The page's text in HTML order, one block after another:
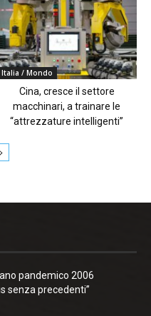
Italia / Mondo
Cina, cresce il settore
macchinari, a trainare le
“attrezzature intelligenti”
pandemico 2006
senza precedenti”